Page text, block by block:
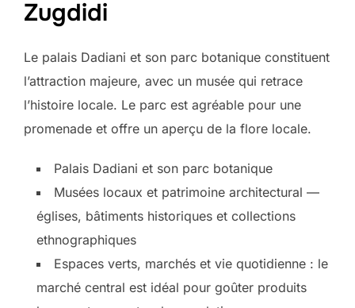
Zugdidi
Le palais Dadiani et son parc botanique constituent
l’attraction majeure, avec un musée qui retrace
l’histoire locale. Le parc est agréable pour une
promenade et offre un aperçu de la flore locale.
Palais Dadiani et son parc botanique
Musées locaux et patrimoine architectural —
églises, bâtiments historiques et collections
ethnographiques
Espaces verts, marchés et vie quotidienne : le
marché central est idéal pour goûter produits